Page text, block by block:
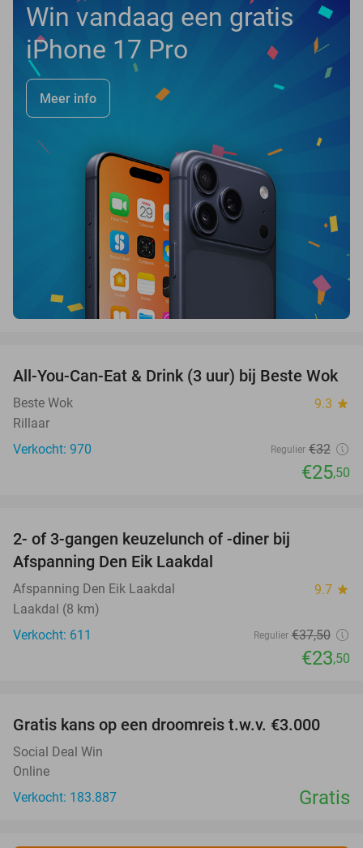
Win vandaag een gratis
iPhone 17 Pro
Meer info
20%
All-You-Can-Eat & Drink (3 uur) bij Beste Wok
Beste Wok 9.3 star
Rillaar
Verkocht: 970
Regulier €32
€25,50
2- of 3-gangen keuzelunch of -diner bij
Afspanning Den Eik Laakdal
Afspanning Den Eik Laakdal 9.7 star
Laakdal (8 km)
Verkocht: 611
Regulier €37,50
€23,50
Gratis kans op een droomreis t.w.v. €3.000
Social Deal Win
Online
Verkocht: 183.887
Gratis